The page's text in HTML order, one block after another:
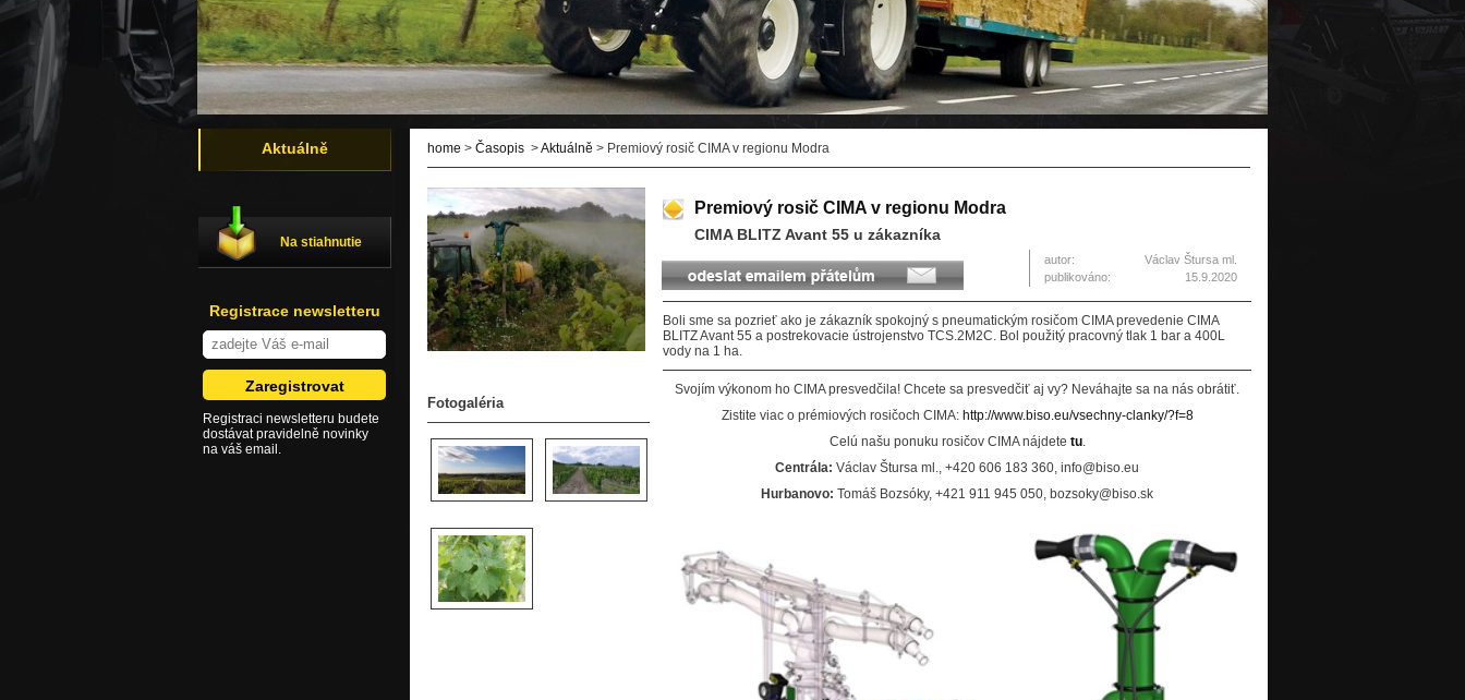
home > Časopis >Aktuálně > Premiový rosič CIMA v regionu Modra
Premiový rosič CIMA v regionu Modra
CIMA BLITZ Avant 55 u zákazníka
autor:
Václav Štursa ml.
publikováno:
15.9.2020
Boli sme sa pozrieť ako je zákazník spokojný s pneumatickým rosičom CIMA prevedenie CIMA
BLITZ Avant 55 a postrekovacie ústrojenstvo TCS.2M2C. Bol použitý pracovný tlak 1 bar a 400L
vody na 1 ha.
Svojím výkonom ho CIMA presvedčila! Chcete sa presvedčiť aj vy? Neváhajte sa na nás obrátiť.
Zistite viac o prémiových rosičoch CIMA: http://www.biso.eu/vsechny-clanky/?f=8
Celú našu ponuku rosičov CIMA nájdete tu.
Centrála: Václav Štursa ml., +420 606 183 360, info@biso.eu
Hurbanovo: Tomáš Bozsóky, +421 911 945 050, bozsoky@biso.sk
Fotogaléria
Aktuálně
Na stiahnutie
Registrace newsletteru
Registraci newsletteru budete
dostávat pravidelně novinky
na váš email.